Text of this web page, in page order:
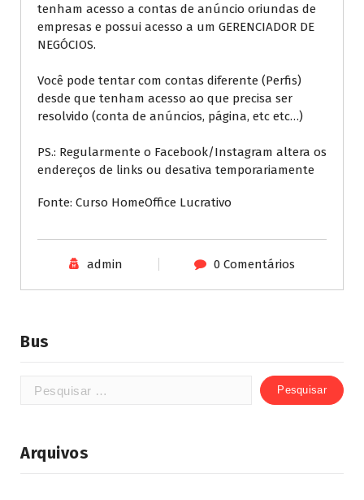
tenham acesso a contas de anúncio oriundas de
empresas e possui acesso a um GERENCIADOR DE
NEGÓCIOS.
Você pode tentar com contas diferente (Perfis)
desde que tenham acesso ao que precisa ser
resolvido (conta de anúncios, página, etc etc…)
PS.: Regularmente o Facebook/Instagram altera os
endereços de links ou desativa temporariamente
Fonte: Curso HomeOffice Lucrativo
admin 0 Comentários
Bus
Arquivos